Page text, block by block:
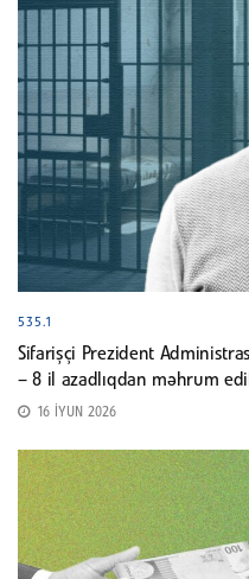
535.1
Sifarişçi Prezident
– 8 il azadlıqdan məhrum
16 İYUN 2026